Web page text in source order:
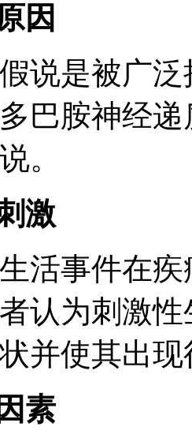
因
是被广泛
巴胺神经
。
激
事件在疾
认为刺激
并使其出
素